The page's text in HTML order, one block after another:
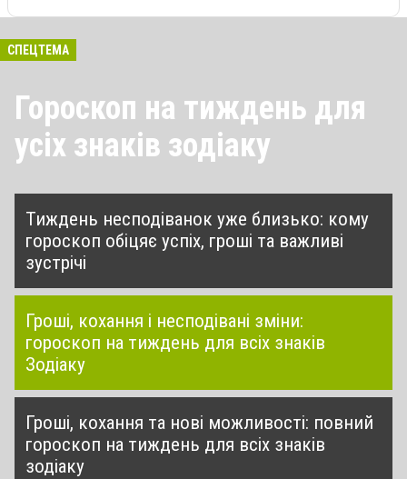
СПЕЦТЕМА
Гороскоп на тиждень для
усіх знаків зодіаку
Тиждень несподіванок уже близько: кому
гороскоп обіцяє успіх, гроші та важливі
зустрічі
Гроші, кохання і несподівані зміни:
гороскоп на тиждень для всіх знаків
Зодіаку
Гроші, кохання та нові можливості: повний
гороскоп на тиждень для всіх знаків
зодіаку